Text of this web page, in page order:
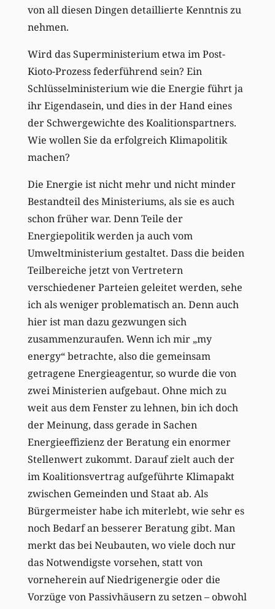
von all diesen Dingen detaillierte Kenntnis zu
nehmen.
Wird das Superministerium etwa im Post-
Kioto-Prozess federführend sein? Ein
Schlüsselministerium wie die Energie führt ja
ihr Eigendasein, und dies in der Hand eines
der Schwergewichte des Koalitionspartners.
Wie wollen Sie da erfolgreich Klimapolitik
machen?
Die Energie ist nicht mehr und nicht minder
Bestandteil des Ministeriums, als sie es auch
schon früher war. Denn Teile der
Energiepolitik werden ja auch vom
Umweltministerium gestaltet. Dass die beiden
Teilbereiche jetzt von Vertretern
verschiedener Parteien geleitet werden, sehe
ich als weniger problematisch an. Denn auch
hier ist man dazu gezwungen sich
zusammenzuraufen. Wenn ich mir „my
energy“ betrachte, also die gemeinsam
getragene Energieagentur, so wurde die von
zwei Ministerien aufgebaut. Ohne mich zu
weit aus dem Fenster zu lehnen, bin ich doch
der Meinung, dass gerade in Sachen
Energieeffizienz der Beratung ein enormer
Stellenwert zukommt. Darauf zielt auch der
im Koalitionsvertrag aufgeführte Klimapakt
zwischen Gemeinden und Staat ab. Als
Bürgermeister habe ich miterlebt, wie sehr es
noch Bedarf an besserer Beratung gibt. Man
merkt das bei Neubauten, wo viele doch nur
das Notwendigste vorsehen, statt von
vorneherein auf Niedrigenergie oder die
Vorzüge von Passivhäusern zu setzen – obwohl